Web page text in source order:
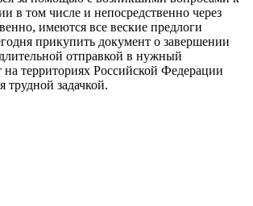
в том числе и непосредственно через
имеются все веские предлоги
прикупить документ о завершении
отправкой в нужный
территориях Российской Федерации
трудной задачкой.